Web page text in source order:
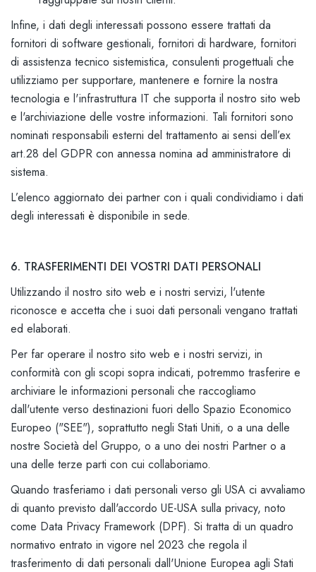
Infine, i dati degli interessati possono essere trattati da
fornitori di software gestionali, fornitori di hardware, fornitori
di assistenza tecnico sistemistica, consulenti progettuali che
utilizziamo per supportare, mantenere e fornire la nostra
tecnologia e l'infrastruttura IT che supporta il nostro sito web
e l'archiviazione delle vostre informazioni. Tali fornitori sono
nominati responsabili esterni del trattamento ai sensi dell’ex
art.28 del GDPR con annessa nomina ad amministratore di
sistema.
L’elenco aggiornato dei partner con i quali condividiamo i dati
degli interessati è disponibile in sede.
6. TRASFERIMENTI DEI VOSTRI DATI PERSONALI
Utilizzando il nostro sito web e i nostri servizi, l'utente
riconosce e accetta che i suoi dati personali vengano trattati
ed elaborati.
Per far operare il nostro sito web e i nostri servizi, in
conformità con gli scopi sopra indicati, potremmo trasferire e
archiviare le informazioni personali che raccogliamo
dall'utente verso destinazioni fuori dello Spazio Economico
Europeo ("SEE"), soprattutto negli Stati Uniti, o a una delle
nostre Società del Gruppo, o a uno dei nostri Partner o a
una delle terze parti con cui collaboriamo.
Quando trasferiamo i dati personali verso gli USA ci avvaliamo
di quanto previsto dall'accordo UE-USA sulla privacy, noto
come Data Privacy Framework (DPF). Si tratta di un quadro
normativo entrato in vigore nel 2023 che regola il
trasferimento di dati personali dall'Unione Europea agli Stati